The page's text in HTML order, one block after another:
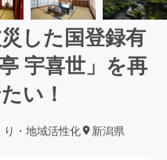
した国登録有
宇喜世」を再
い！
り・地域活性化 新潟県